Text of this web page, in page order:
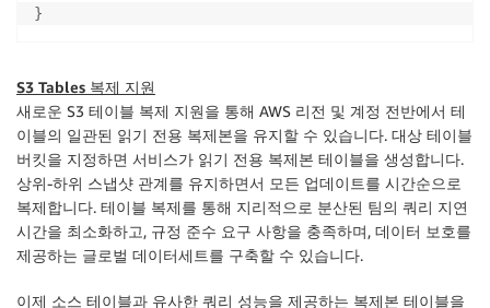
}
S3 Tables 복제 지원
새로운 S3 테이블 복제 지원을 통해 AWS 리전 및 계정 전반에서 테
이블의 일관된 읽기 전용 복제본을 유지할 수 있습니다. 대상 테이블
버킷을 지정하면 서비스가 읽기 전용 복제본 테이블을 생성합니다.
상위-하위 스냅샷 관계를 유지하면서 모든 업데이트를 시간순으로
복제합니다. 테이블 복제를 통해 지리적으로 분산된 팀의 쿼리 지연
시간을 최소화하고, 규정 준수 요구 사항을 충족하며, 데이터 보호를
제공하는 글로벌 데이터세트를 구축할 수 있습니다.
이제 소스 테이블과 유사한 쿼리 성능을 제공하는 복제본 테이블을